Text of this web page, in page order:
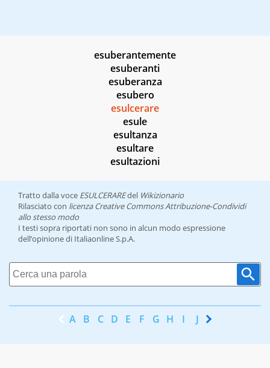
esuberantemente
esuberanti
esuberanza
esubero
esulcerare
esule
esultanza
esultare
esultazioni
Tratto dalla voce ESULCERAREdel Wikizionario
Rilasciato con licenza Creative Commons Attribuzione-Condividi
allo stesso modo
I testi sopra riportati non sono in alcun modo espressione
dell’opinione di Italiaonline S.p.A.
A B C D E F G H I J K